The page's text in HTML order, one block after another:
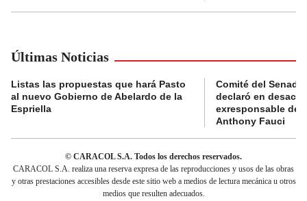
Últimas Noticias
Listas las propuestas que hará Pasto
al nuevo Gobierno de Abelardo de la
Espriella
Comité del Senado
declaró en
exresponsable de
Anthony Fauci
© CARACOL S.A. Todos los derechos reservados.
CARACOL S.A. realiza una reserva expresa de las reproducciones y usos de las obras
y otras prestaciones accesibles desde este sitio web a medios de lectura mecánica u otros
medios que resulten adecuados.